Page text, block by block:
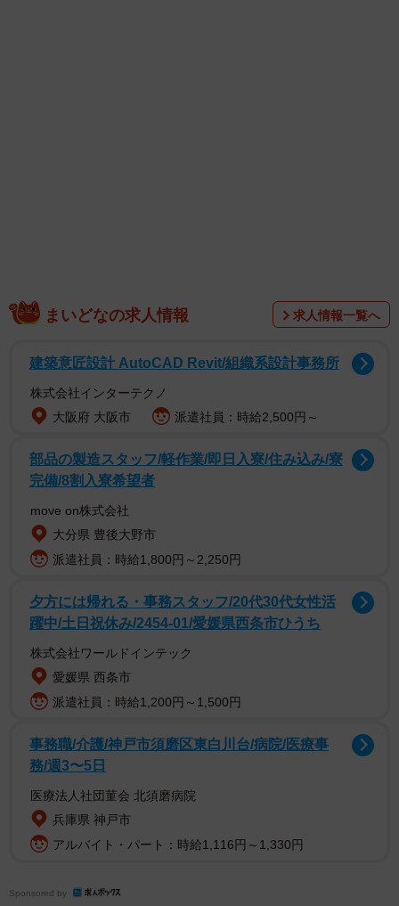
なんということのない玄関。実はここに・・・＝rika et demiさん
（@majomirutam）提供
「いました！！！！！こんな隙間があるの知らなかった！
拡散してくれた方、ありがとうございました！！」
rika et demiさんは安堵とともにXに投稿しました。無事を
願っていた人たちからは、
鳴らすことで隠れていても大丈夫かもです」
「長毛種は暑くなると色んな場所に消えますよね。うちは
ソファーの下です。そして短毛種は冬に行方不明になりま
す。押入れの布団の間とか…。見つかって良かったです」
「かくれんぼ上級者すぎるッ笑笑」
まいどなの求人情報 求人情報一覧へ
建築意匠設計 AutoCAD Revit/組織系設計事務所
株式会社インターテクノ
大阪府 大阪市
派遣社員：時給2,500円～
部品の製造スタッフ/軽作業/即日入寮/住み込み/寮
完備/8割入寮希望者
move on株式会社
大分県 豊後大野市
派遣社員：時給1,800円～2,250円
夕方には帰れる・事務スタッフ/20代30代女性活
躍中/土日祝休み/2454-01/愛媛県西条市ひうち
株式会社ワールドインテック
愛媛県 西条市
派遣社員：時給1,200円～1,500円
事務職/介護/神戸市須磨区東白川台/病院/医療事
務/週3〜5日
医療法人社団菫会 北須磨病院
兵庫県 神戸市
アルバイト・パート：時給1,116円～1,330円
Sponsored by